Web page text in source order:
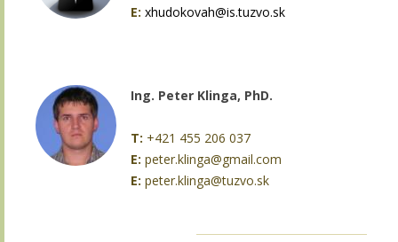
E: xhudokovah@is.tuzvo.sk
Ing. Peter Klinga, PhD.
T: +421 455 206 037
E: peter.klinga@gmail.com
E: peter.klinga@tuzvo.sk